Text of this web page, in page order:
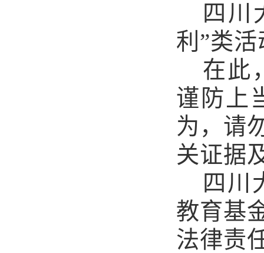
四川
利”类
在此
谨防上
为，请
关证据
四川
教育基
法律责